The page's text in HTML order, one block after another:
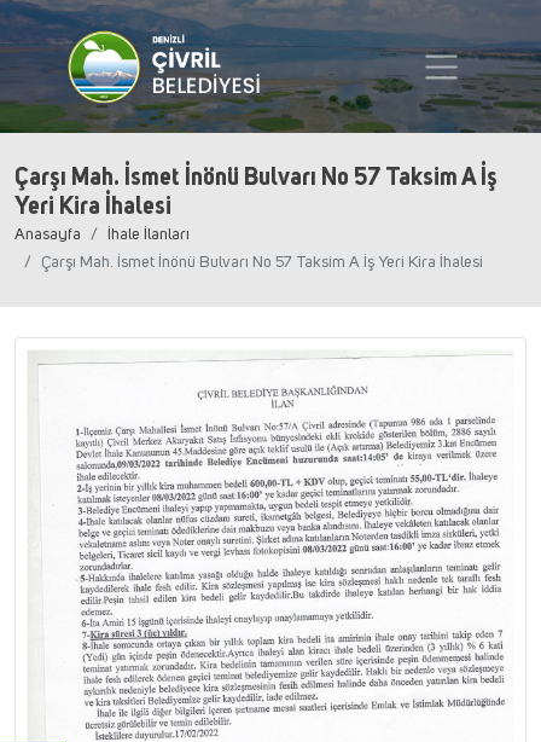
Çarşı Mah. İsmet İnönü Bulvarı No 57 Taksim A İş
Yeri Kira İhalesi
Anasayfa
İhale İlanları
Çarşı Mah. İsmet İnönü Bulvarı No 57 Taksim A İş Yeri Kira İhalesi